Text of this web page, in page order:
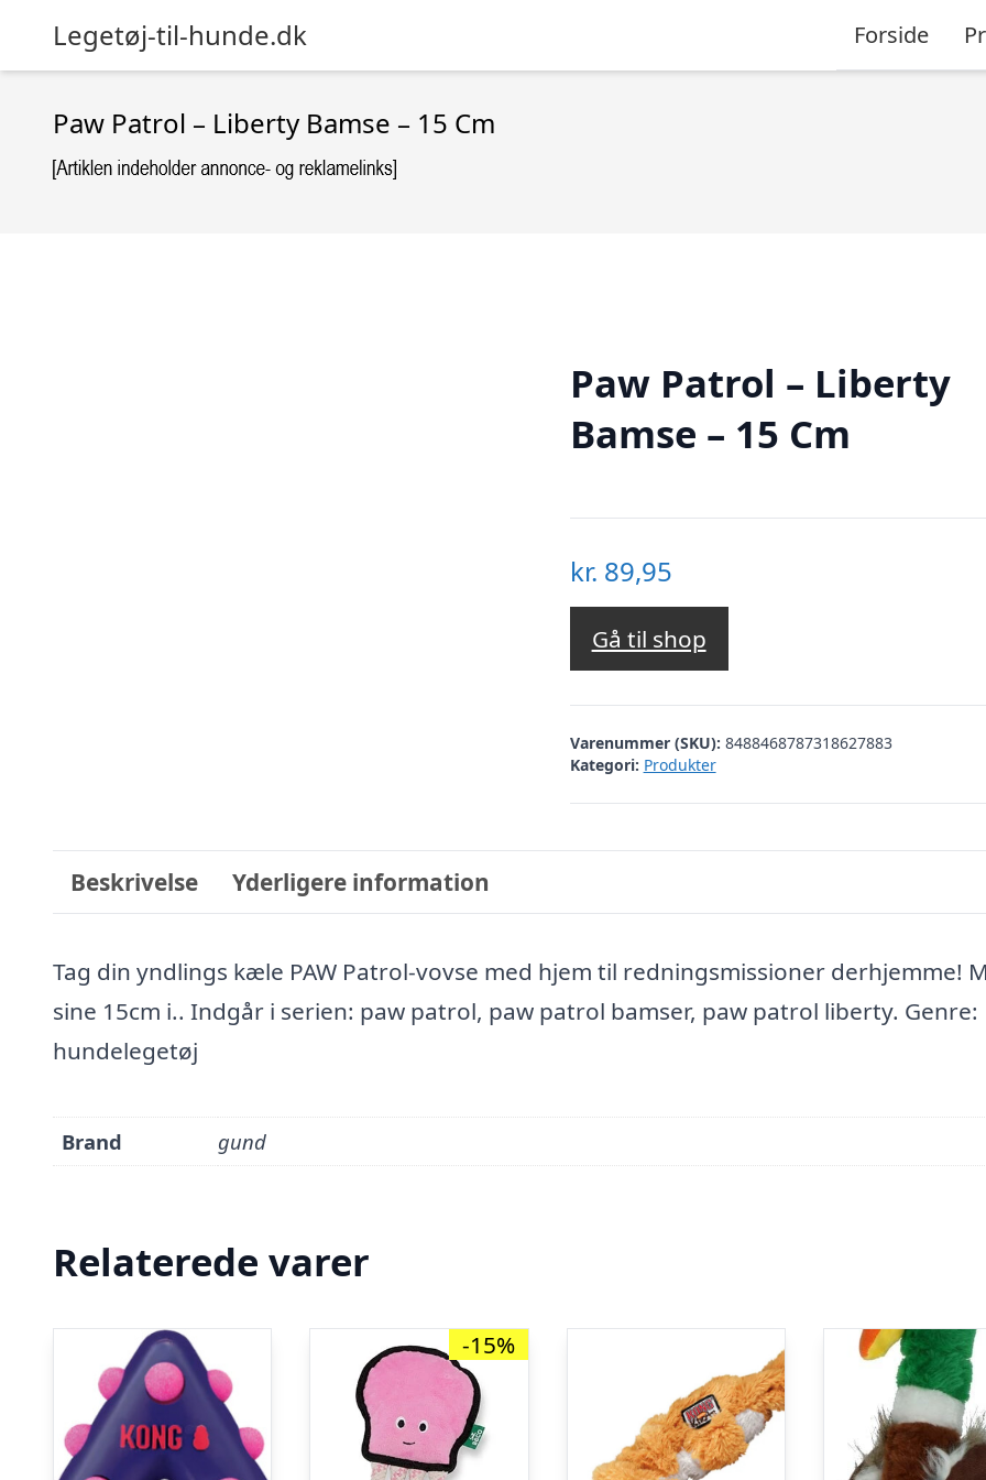
Legetøj-til-hunde.dk Forside
Paw Patrol – Liberty Bamse – 15 Cm
Paw Patrol – Liberty
Bamse – 15 Cm
kr. 89,95
Gå til shop
Varenummer (SKU): 8488468787318627883
Kategori: Produkter
Beskrivelse Yderligere information
Tag din yndlings kæle PAW Patrol-vovse med hjem til redningsmissioner derhjemme!
sine 15cm i.. Indgår i serien: paw patrol, paw patrol bamser, paw patrol liberty. Genre:
hundelegetøj
Brand gund
Relaterede varer
-15%